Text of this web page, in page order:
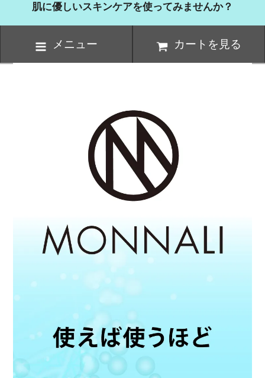
肌に優しいスキンケアを使ってみませんか？
メニュー カートを見る